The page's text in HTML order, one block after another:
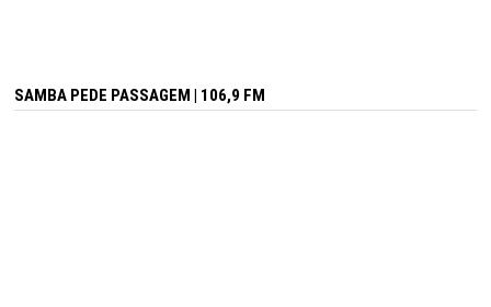
SAMBA PEDE PASSAGEM | 106,9 FM